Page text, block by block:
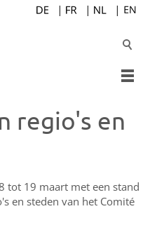
regio's en
tot 19 maart met een stand
en steden van het Comité